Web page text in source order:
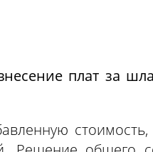
плат за
стоимость,